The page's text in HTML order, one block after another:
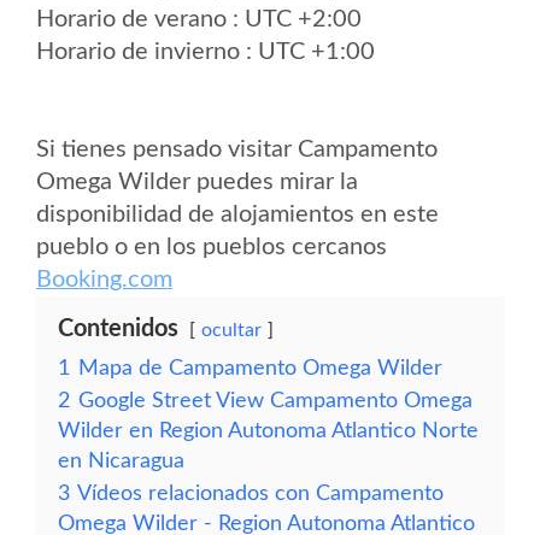
Horario de verano : UTC +2:00
Horario de invierno : UTC +1:00
Si tienes pensado visitar Campamento
Omega Wilder puedes mirar la
disponibilidad de alojamientos en este
pueblo o en los pueblos cercanos
Booking.com
Contenidos ocultar
1
Mapa de Campamento Omega Wilder
2 Google Street View Campamento Omega
Wilder en Region Autonoma Atlantico Norte
en Nicaragua
3 Vídeos relacionados con Campamento
Omega Wilder - Region Autonoma Atlantico